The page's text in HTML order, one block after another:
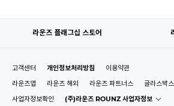
라운즈 플래그십 스토어
고객센터 개인정보처리방침
이용약관
라운즈앱
라운즈 해외 라운즈 파트너스 글라스박스
사업자정보확인
(주)라운즈 ROUNZ 사업자정보